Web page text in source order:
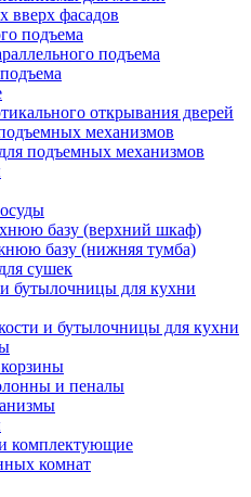
вверх фасадов
подъема
подъема
открывания дверей
механизмов
подъемных механизмов
базу (верхний шкаф)
базу (нижняя тумба)
сушек
бутылочницы для кухни
и бутылочницы для кухни
и пеналы
комплектующие
комнат